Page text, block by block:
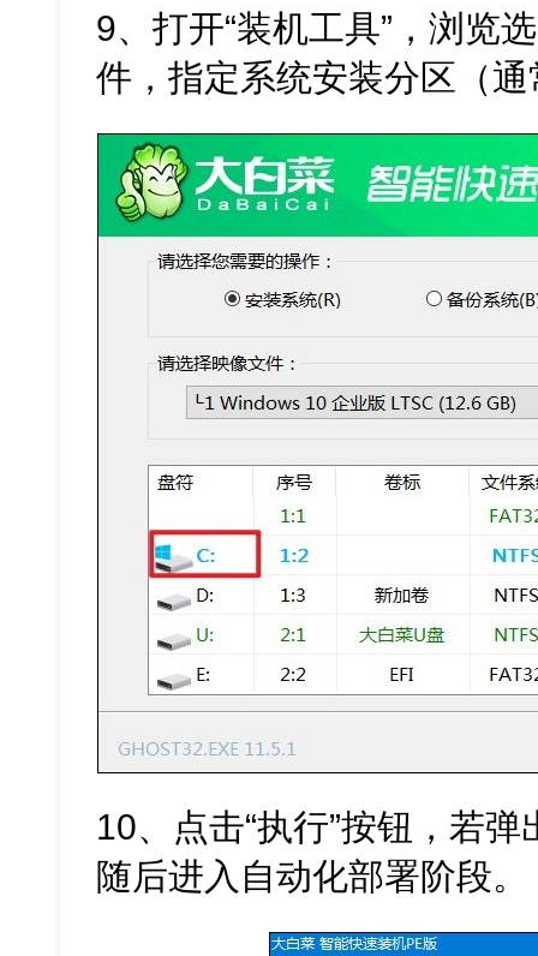
9、打开“装机工具”，浏览
件，指定系统安装分区（
10、点击“执行”按钮，若弹
随后进入自动化部署阶段。